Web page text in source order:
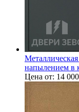
напылением в
Цена от: 14